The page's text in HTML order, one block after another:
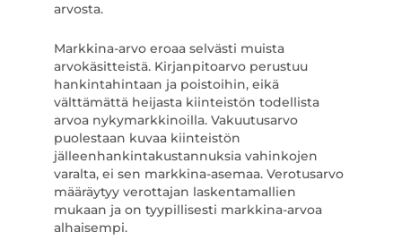
arvosta.
Markkina-arvo eroaa selvästi muista
arvokäsitteistä. Kirjanpitoarvo perustuu
hankintahintaan ja poistoihin, eikä
välttämättä heijasta kiinteistön todellista
arvoa nykymarkkinoilla. Vakuutusarvo
puolestaan kuvaa kiinteistön
jälleenhankintakustannuksia vahinkojen
varalta, ei sen markkina-asemaa. Verotusarvo
määräytyy verottajan laskentamallien
mukaan ja on tyypillisesti markkina-arvoa
alhaisempi.